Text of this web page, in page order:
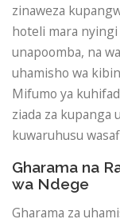
zinaweza
hoteli mara
unapoomba, na
uhamisho wa
Mifumo ya
ziada za kupanga
kuwaruhusu
Gharama na
wa Ndege
Gharama za